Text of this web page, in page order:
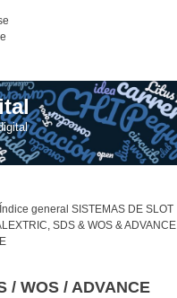
Índice general SISTEMAS DE SLOT
SDS & WOS & ADVANCE
/ WOS / ADVANCE